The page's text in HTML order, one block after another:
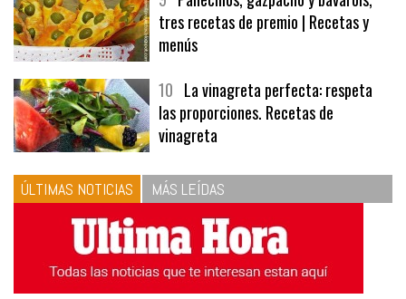
9Panecillos, gazpacho y bavarois,
tres recetas de premio | Recetas y
menús
10La vinagreta perfecta: respeta
las proporciones. Recetas de
vinagreta
ÚLTIMAS NOTICIAS MÁS LEÍDAS